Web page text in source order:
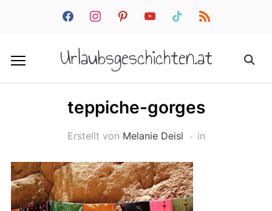
facebookinstagrampinterestyoutube tiktok rss
Urlaubsgeschichten.at
teppiche-gorges
Erstellt von Melanie Deisl in